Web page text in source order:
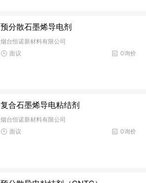
预分散石墨烯导电剂
烟台恒诺新材料有限公司
0询价
面议
复合石墨烯导电粘结剂
烟台恒诺新材料有限公司
0询价
面议